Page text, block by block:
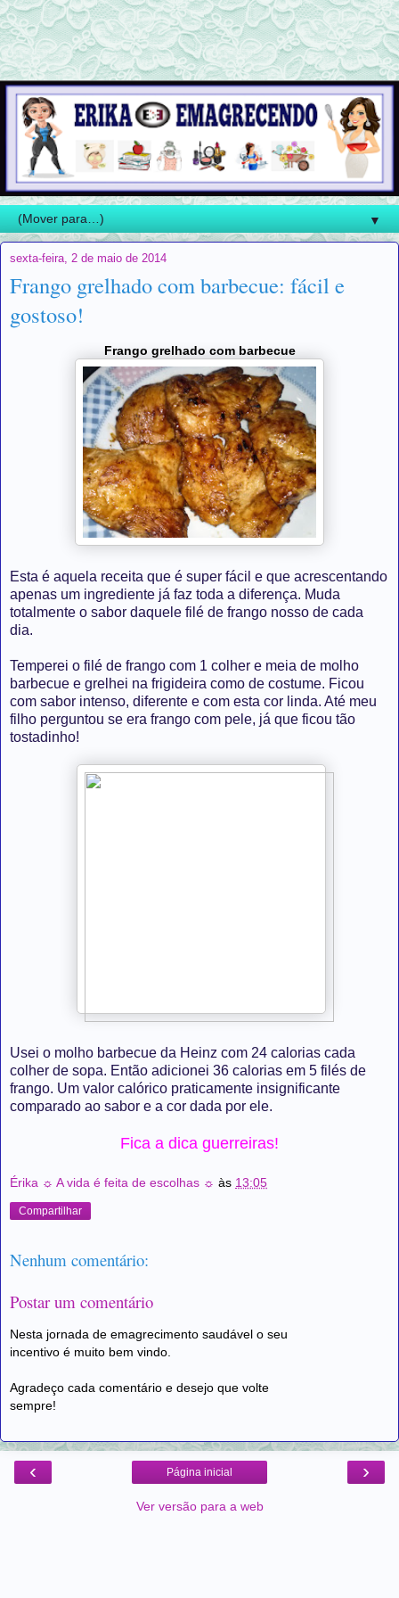
▼
sexta-feira, 2 de maio de 2014
Frango grelhado com barbecue: fácil e
gostoso!
Frango grelhado com barbecue
Esta é aquela receita que é super fácil e que acrescentando
apenas um ingrediente já faz toda a diferença. Muda
totalmente o sabor daquele filé de frango nosso de cada
dia.
Temperei o filé de frango com 1 colher e meia de molho
barbecue e grelhei na frigideira como de costume. Ficou
com sabor intenso, diferente e com esta cor linda. Até meu
filho perguntou se era frango com pele, já que ficou tão
tostadinho!
Usei o molho barbecue da Heinz com 24 calorias cada
colher de sopa. Então adicionei 36 calorias em 5 filés de
frango. Um valor calórico praticamente insignificante
comparado ao sabor e a cor dada por ele.
Fica a dica guerreiras!
Érika ☼ A vida é feita de escolhas ☼ às 13:05
Compartilhar
Nenhum comentário:
Postar um comentário
Nesta jornada de emagrecimento saudável o seu
incentivo é muito bem vindo.
Agradeço cada comentário e desejo que volte
sempre!
‹ ›
Página inicial
Ver versão para a web